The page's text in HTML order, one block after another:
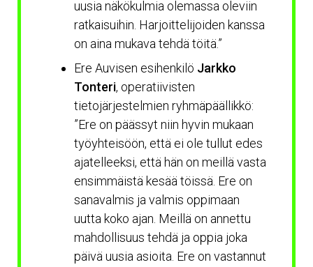
uusia näkökulmia olemassa oleviin
ratkaisuihin. Harjoittelijoiden kanssa
on aina mukava tehdä töitä.”
Ere Auvisen esihenkilö Jarkko
Tonteri, operatiivisten
tietojärjestelmien ryhmäpäällikkö:
”Ere on päässyt niin hyvin mukaan
työyhteisöön, että ei ole tullut edes
ajatelleeksi, että hän on meillä vasta
ensimmäistä kesää töissä. Ere on
sanavalmis ja valmis oppimaan
uutta koko ajan. Meillä on annettu
mahdollisuus tehdä ja oppia joka
päivä uusia asioita. Ere on vastannut